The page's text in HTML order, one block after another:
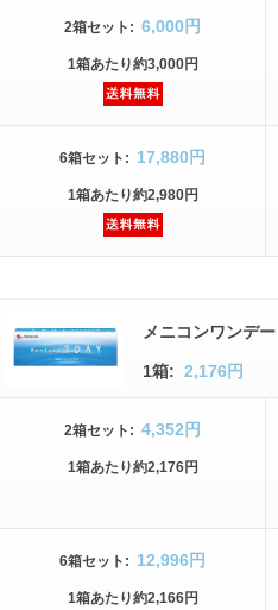
2箱セット : 6,000円
1箱あたり約3,000円
6箱セット : 17,880円
1箱あたり約2,980円
メニコンワンデー
1箱: 2,176円
2箱セット : 4,352円
1箱あたり約2,176円
6箱セット : 12,996円
1箱あたり約2,166円